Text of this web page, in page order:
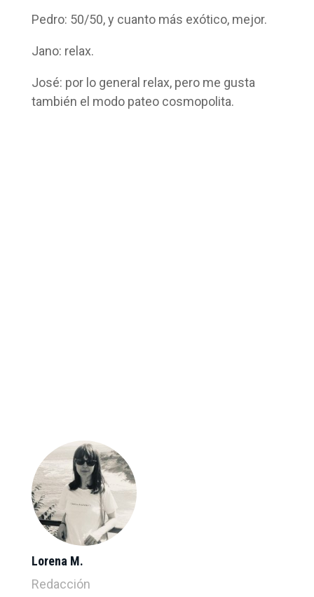
Pedro: 50/50, y cuanto más exótico, mejor.
Jano: relax.
José: por lo general relax, pero me gusta
también el modo pateo cosmopolita.
Lorena M.
Redacción